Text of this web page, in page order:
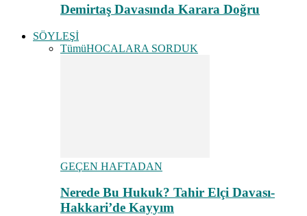
Demirtaş Davasında Karara Doğru
SÖYLEŞİ
TümüHOCALARA SORDUK
GEÇEN HAFTADAN
Nerede Bu Hukuk? Tahir Elçi Davası-
Hakkari’de Kayyım